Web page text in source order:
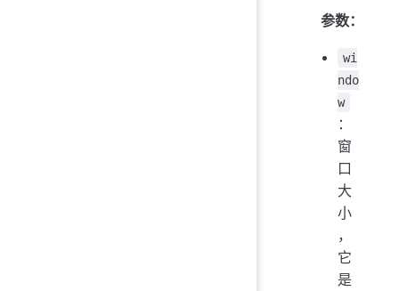
参数：
wi
ndo
w
：
窗
口
大
小
，
它
是